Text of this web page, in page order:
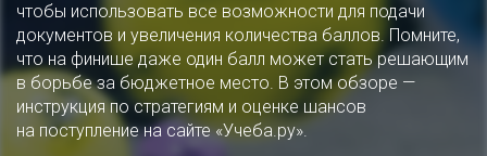
чтобы использовать все возможности для подачи
документов и увеличения количества баллов. Помните,
что на финише даже один балл может стать решающим
в борьбе за бюджетное место. В этом обзоре —
инструкция по стратегиям и оценке шансов
на поступление на сайте «Учеба.ру».